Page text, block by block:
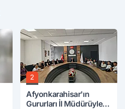
2
Afyonkarahisar'ın
Gururları İl Müdürüyle